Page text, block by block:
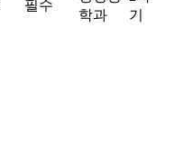
필수
학과
기